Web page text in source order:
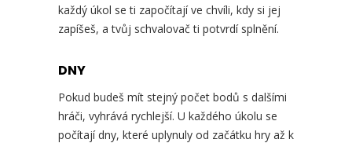
každý úkol se ti započítají ve chvíli, kdy si jej
zapíšeš, a tvůj schvalovač ti potvrdí splnění.
DNY
Pokud budeš mít stejný počet bodů s dalšími
hráči, vyhrává rychlejší. U každého úkolu se
počítají dny, které uplynuly od začátku hry až k